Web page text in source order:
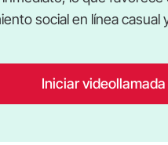
social en línea casual
Iniciar videollamada